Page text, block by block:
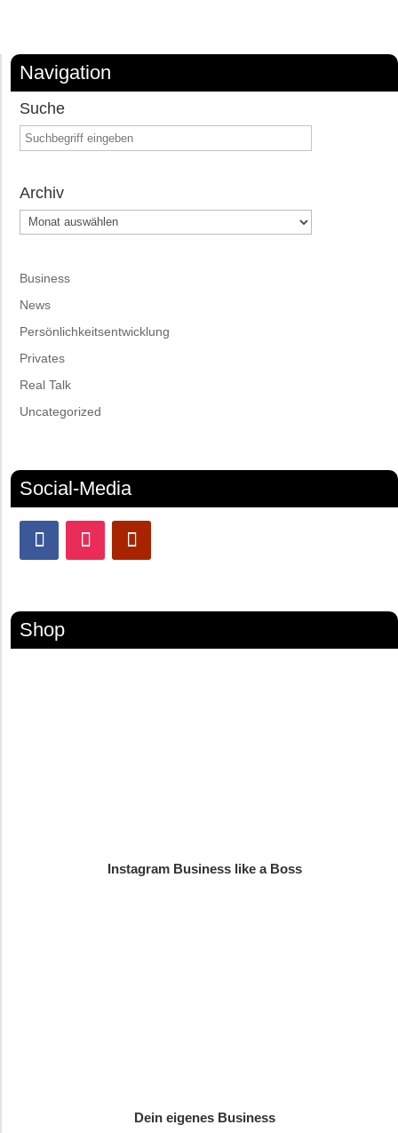
Navigation
Suche
Archiv
Archiv
Business
News
Persönlichkeitsentwicklung
Privates
Real Talk
Uncategorized
Social-Media
Shop
Instagram Business like a Boss
Dein eigenes Business